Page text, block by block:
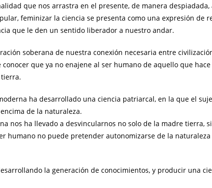
que nos arrastra en el presente, de manera despiadada,
feminizar la ciencia se presenta como una expresión de
que le den un sentido liberador a nuestro andar.
soberana de nuestra conexión necesaria entre
que ya no enajene al ser humano de aquello que
ha desarrollado una ciencia patriarcal, en la que el
de la naturaleza.
nos ha llevado a desvincularnos no solo de la madre tierra,
humano no puede pretender autonomizarse de la
la generación de conocimientos, y producir una